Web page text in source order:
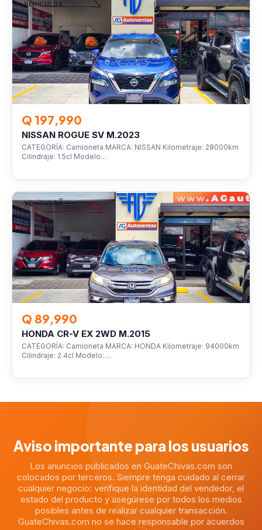
VEHÍCULOS
Q 197,990
NISSAN ROGUE SV M.2023
CATEGORÍA: Camioneta MARCA: NISSAN Kilometraje: 28000km
Cilindraje: 1.5cl Modelo…
VEHÍCULOS
Q 89,990
HONDA CR-V EX 2WD M.2015
CATEGORÍA: Camioneta MARCA: HONDA Kilometraje: 94000km
Cilindraje: 2.4cl Modelo:…
Aviso importante para los usuarios
Los anuncios publicados en GuateChivas.com son
colocados por terceros. Siempre tenga cuidado al cerrar
cualquier negocio: verifique la identidad del vendedor, el
estado del producto y asegúrese por todos los medios
posibles antes de realizar cualquier transacción.
GuateChivas.com no se hace responsable por acuerdos